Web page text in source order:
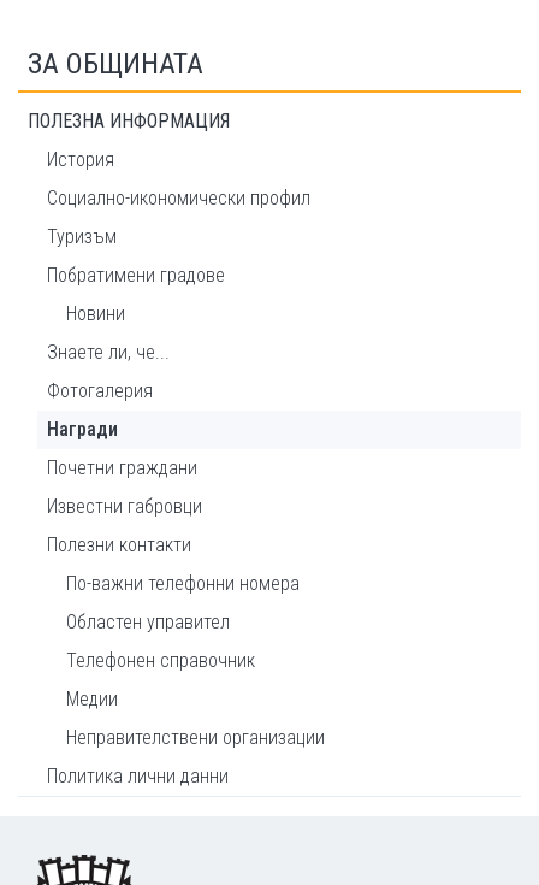
ЗА ОБЩИНАТА
ПОЛЕЗНА ИНФОРМАЦИЯ
История
Социално-икономически профил
Туризъм
Побратимени градове
Новини
Знаете ли, че...
Фотогалерия
Награди
Почетни граждани
Известни габровци
Полезни контакти
По-важни телефонни номера
Областен управител
Телефонен справочник
Медии
Неправителствени организации
Политика лични данни